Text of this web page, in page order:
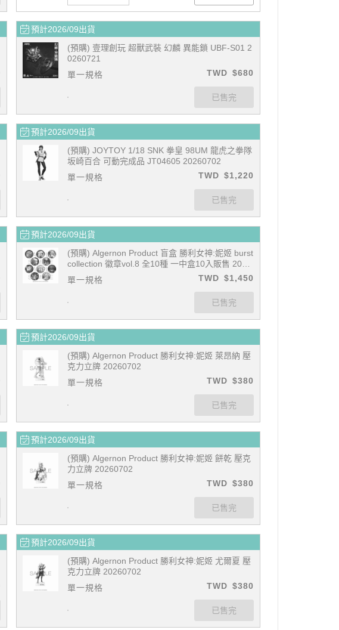
預計2026/09出貨
(預購) 壹理創玩 超獸武裝 幻麟 異能鎖 UBF-S01 2
0260721
單一規格
TWD $680
預計2026/09出貨
(預購) JOYTOY 1/18 SNK 拳皇 98UM 龍虎之拳隊
坂崎百合 可動完成品 JT04605 20260702
單一規格
TWD $1,220
預計2026/09出貨
(預購) Algernon Product 盲盒 勝利女神:妮姬 burst
collection 徽章vol.8 全10種 一中盒10入販售 2026
0702
單一規格 TWD $1,450
預計2026/09出貨
(預購) Algernon Product 勝利女神:妮姬 萊昂納 壓
克力立牌 20260702
單一規格
TWD $380
預計2026/09出貨
(預購) Algernon Product 勝利女神:妮姬 餅乾 壓克
力立牌 20260702
單一規格
TWD $380
預計2026/09出貨
(預購) Algernon Product 勝利女神:妮姬 尤爾夏 壓
克力立牌 20260702
單一規格
TWD $380